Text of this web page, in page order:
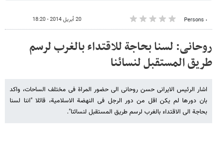
٠ Persons 20 أبريل 2014 - 18:20
روحانی: لسنا بحاجة للاقتداء بالغرب لرسم
طریق المستقبل لنسائنا
اشار الرئیس الایرانی حسن روحانی الى حضور المراة فی مختلف الساحات، واکد
بان دورها لم یکن اقل من دور الرجل فی النهضة الاسلامیة، قائلا "اننا لسنا
بحاجة الى الاقتداء بالغرب لرسم طریق المستقبل لنسائنا".